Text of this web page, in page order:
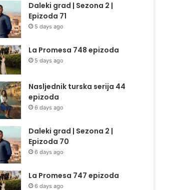
Daleki grad | Sezona 2 |
Epizoda 71
5 days ago
La Promesa 748 epizoda
5 days ago
Nasljednik turska serija 44
epizoda
6 days ago
Daleki grad | Sezona 2 |
Epizoda 70
6 days ago
La Promesa 747 epizoda
6 days ago